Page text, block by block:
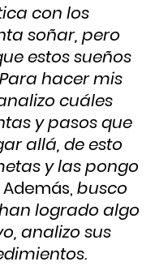
con los
soñar, pero
estos sueños
hacer mis
cuáles
y pasos que
allá, de esto
y las pongo
Además, busco
logrado algo
analizo sus